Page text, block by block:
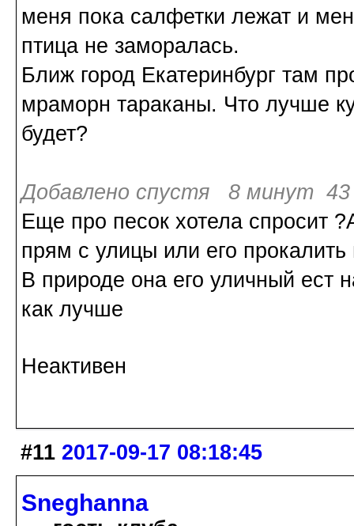
меня пока салфетки лежат и
птица не заморалась.
Ближ город Екатеринбург там
мраморн тараканы. Что лучше
будет?
Добавлено спустя 8 минут 43
Еще про песок хотела спросит
прям с улицы или его прокалить
В природе она его уличный ест
как лучше
Неактивен
#11 2017-09-17 08:18:45
Sneghanna